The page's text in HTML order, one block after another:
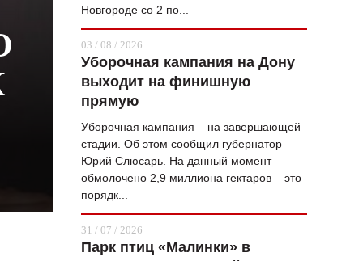
КУЛЬТ ЕДЫ
ЖУРНАЛ
Новгороде со 2 по...
03 / 08 / 2026
Уборочная кампания на Дону
выходит на финишную
прямую
Уборочная кампания – на завершающей
стадии. Об этом сообщил губернатор
Юрий Слюсарь. На данный момент
обмолочено 2,9 миллиона гектаров – это
порядк...
31 / 07 / 2026
Парк птиц «Малинки» в